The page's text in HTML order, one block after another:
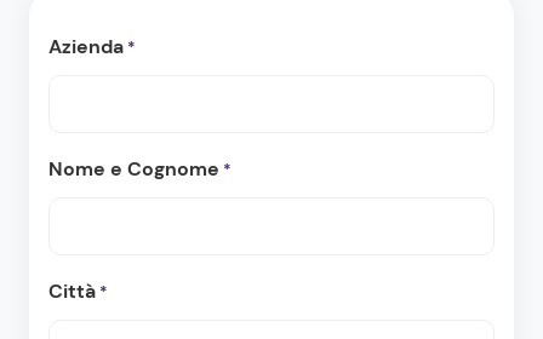
Azienda *
Nome e Cognome *
Città *